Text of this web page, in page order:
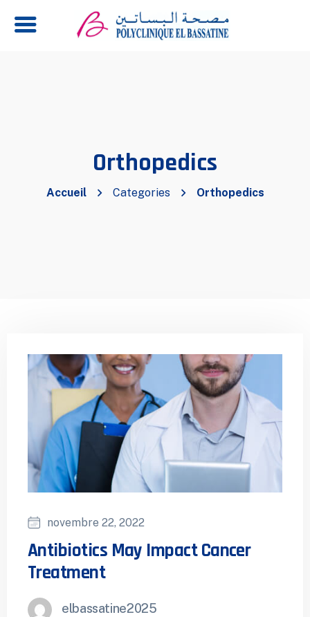
Orthopedics
Accueil Categories Orthopedics
novembre 22, 2022
Antibiotics May Impact Cancer
Treatment
elbassatine2025